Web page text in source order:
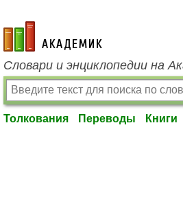
academic.ru
Словари и энциклопедии на
Толкования Переводы Книги